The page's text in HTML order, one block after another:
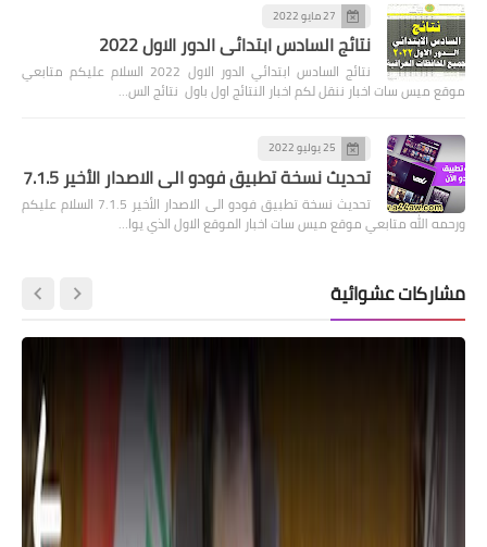
27 مايو 2022
نتائج السادس ابتدائي الدور الاول 2022
نتائج السادس ابتدائي الدور الاول 2022 السلام عليكم متابعي
موقع ميس سات اخبار ننقل لكم اخبار النتائج اول باول نتائج الس…
25 يوليو 2022
تحديث نسخة تطبيق فودو الى الاصدار الأخير 7.1.5
تحديث نسخة تطبيق فودو الى الاصدار الأخير 7.1.5 السلام عليكم
ورحمه الله متابعي موقع ميس سات اخبار الموقع الاول الذي يوا…
مشاركات عشوائية